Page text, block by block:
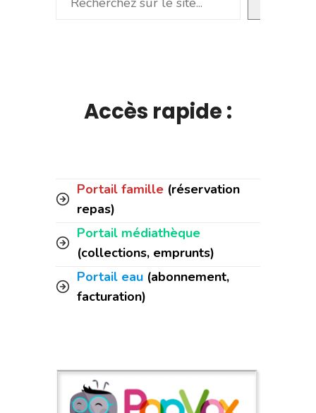
Accès rapide :
Portail famille (réservation
repas)
Portail médiathèque
(collections, emprunts)
Portail eau (abonnement,
facturation)